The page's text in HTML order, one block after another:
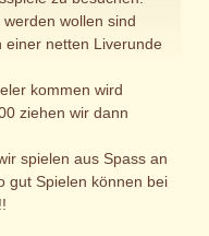
wollen sind
einer netten Liverunde
kommen wird
ziehen wir dann
spielen aus Spass an
gut Spielen können bei